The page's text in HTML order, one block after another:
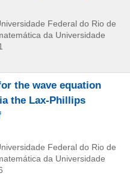
Federal do Rio de
da Universidade
the wave equation
the Lax-Phillips
Federal do Rio de
da Universidade